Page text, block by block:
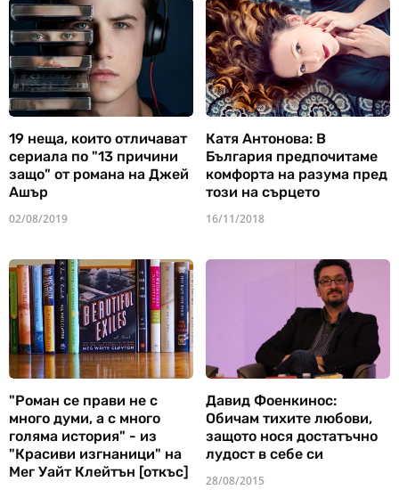
19 неща, които отличават
сериала по "13 причини
защо" от романа на Джей
Ашър
02/08/2019
Катя Антонова: В
България предпочитаме
комфорта на разума пред
този на сърцето
16/11/2018
"Роман се прави не с
много думи, а с много
голяма история" - из
"Красиви изгнаници" на
Мег Уайт Клейтън [откъс]
Давид Фоенкинос:
Обичам тихите любови,
защото нося достатъчно
лудост в себе си
28/08/2015